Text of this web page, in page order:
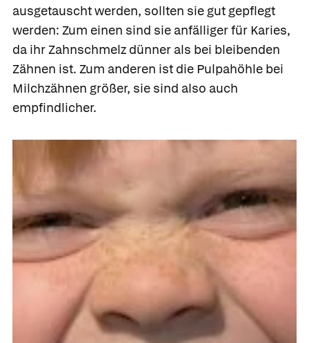
ausgetauscht werden, sollten sie gut gepflegt
werden: Zum einen sind sie anfälliger für Karies,
da ihr Zahnschmelz dünner als bei bleibenden
Zähnen ist. Zum anderen ist die Pulpahöhle bei
Milchzähnen größer, sie sind also auch
empfindlicher.